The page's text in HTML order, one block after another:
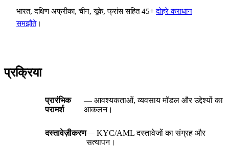
भारत, दक्षिण अफ्रीका, चीन, यूके, फ्रांस सहित 45+दोहरे कराधान
समझौते।
प्रक्रिया
प्रारंभिक
परामर्श
— आवश्यकताओं, व्यवसाय मॉडल और उद्देश्यों का
आकलन।
दस्तावेज़ीकरण— KYC/AML दस्तावेजों का संग्रह और
सत्यापन।